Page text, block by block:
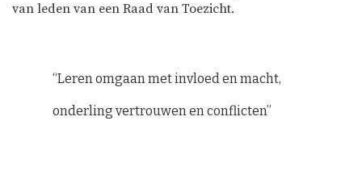
van leden van een Raad van Toezicht.
“Leren omgaan met invloed en macht,
onderling vertrouwen en conflicten”